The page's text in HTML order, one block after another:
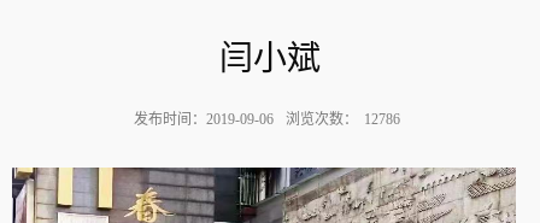
闫小斌
发布时间：2019-09-06 浏览次数： 12786